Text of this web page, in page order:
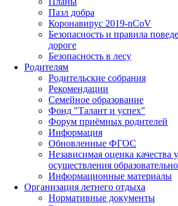
Пазл добра
Коронавирус 2019-nCoV
Безопасность и правила
дороге
Безопасность в лесу
Родителям
Родительские собрания
Рекомендации
Семейное образование
Фонд "Талант и успех"
Форум приёмных родителей
Информация
Обновленные ФГОС
Независимая оценка качества
осуществления
Информационные материалы
Организация летнего отдыха
Нормативные документы